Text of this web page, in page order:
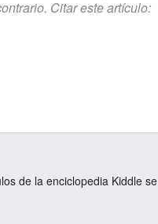
Citar este artículo:
de la enciclopedia Kiddle se